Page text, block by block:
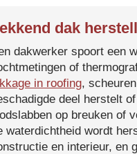
dak
dakwerker spoort een
of
in roofing,
deel herstelt
op breuken of
waterdichtheid wordt
en interieur, en